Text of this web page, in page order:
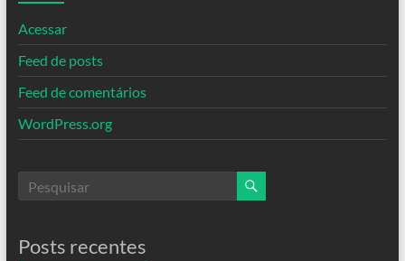
Acessar
Feed de posts
Feed de comentários
WordPress.org
Posts recentes